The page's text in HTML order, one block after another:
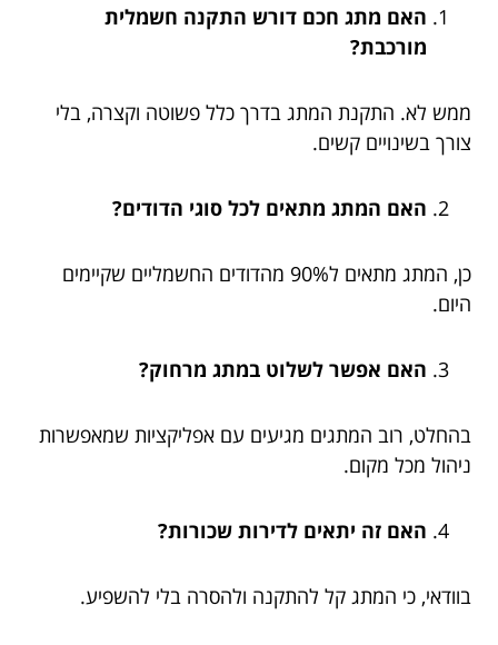
האם מתג חכם דורש התקנה חשמלית
מורכבת?
ממש לא. התקנת המתג בדרך כלל פשוטה וקצרה, בלי
צורך בשינויים קשים.
האם המתג מתאים לכל סוגי הדודים?
כן, המתג מתאים ל90% מהדודים החשמליים שקיימים
היום.
האם אפשר לשלוט במתג מרחוק?
בהחלט, רוב המתגים מגיעים עם אפליקציות שמאפשרות
ניהול מכל מקום.
האם זה יתאים לדירות שכורות?
בוודאי, כי המתג קל להתקנה ולהסרה בלי להשפיע.